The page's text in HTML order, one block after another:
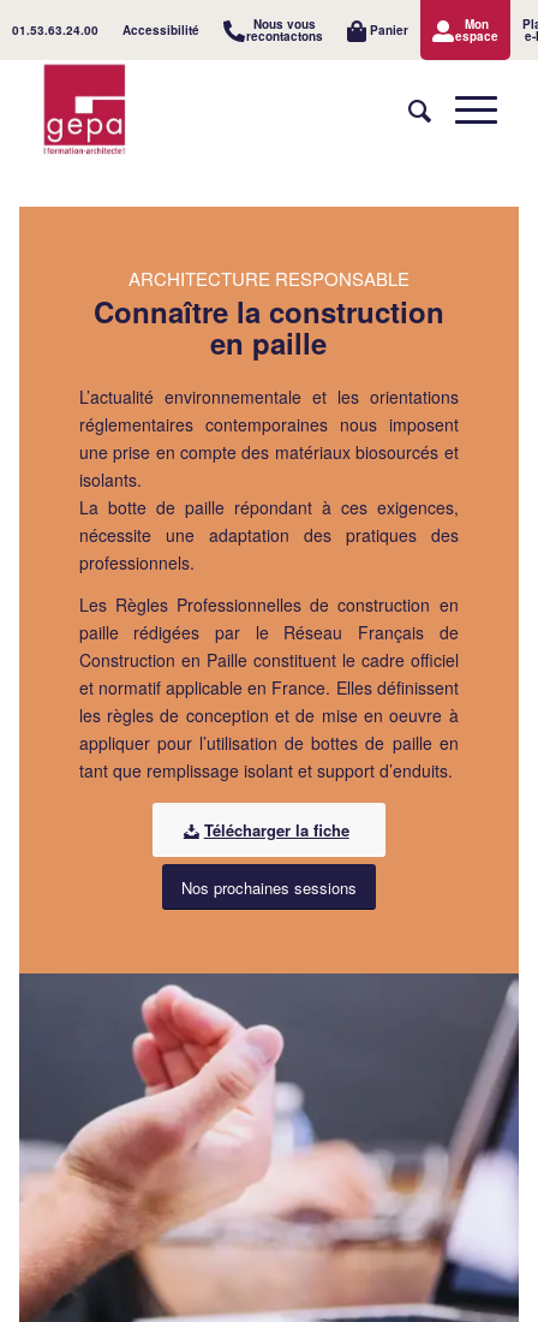
01.53.63.24.00 Accessibilité Nous vous
recontactons Panier Mon
espace
ARCHITECTURE RESPONSABLE
Connaître la construction
en paille
L’actualité environnementale et les orientations
réglementaires contemporaines nous imposent
une prise en compte des matériaux biosourcés et
isolants.
La botte de paille répondant à ces exigences,
nécessite une adaptation des pratiques des
professionnels.
Les Règles Professionnelles de construction en
paille rédigées par le Réseau Français de
Construction en Paille constituent le cadre officiel
et normatif applicable en France. Elles définissent
les règles de conception et de mise en oeuvre à
appliquer pour l’utilisation de bottes de paille en
tant que remplissage isolant et support d’enduits.
Télécharger la fiche
Nos prochaines sessions